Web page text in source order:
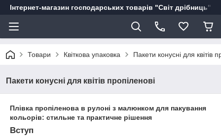
Інтернет-магазин господарських товарів "Світ дрібниць"
Товари Квіткова упаковка Пакети конусні для квітів
Пакети конусні для квітів пропіленові
Плівка пропіленова в рулоні з малюнком для пакування
кольорів: стильне та практичне рішення
Вступ